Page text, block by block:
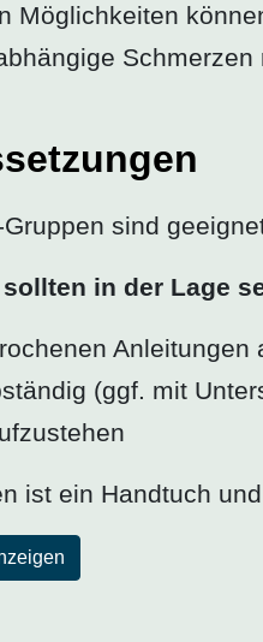
Möglichkeiten
Schmerzen
sind
in der Lage
(ggf. mit
ist ein Handtuch